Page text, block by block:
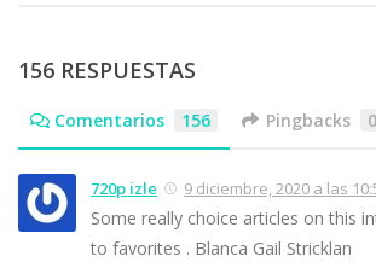
156 RESPUESTAS
Comentarios 156 Pingbacks 0
720p izle 9 diciembre, 2020 a las
Some really choice articles on this
to favorites . Blanca Gail Stricklan